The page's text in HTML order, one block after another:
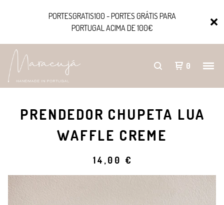
PORTESGRATIS100 - PORTES GRÁTIS PARA
PORTUGAL ACIMA DE 100€
0
PRENDEDOR CHUPETA LUA
WAFFLE CREME
14,00 €